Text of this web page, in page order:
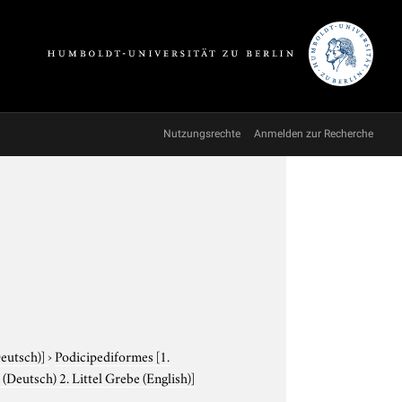
Nutzungsrechte Anmelden zur Recherche
›Podicipediformes [1.
2. Littel Grebe (English)]